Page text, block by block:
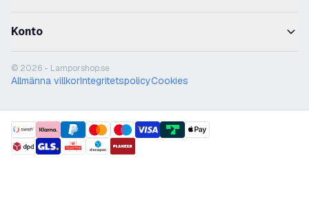
Konto
© 2026 - Lamporshop.se
Allmänna villkorIntegritetspolicyCookies
payment methods
shipment methods